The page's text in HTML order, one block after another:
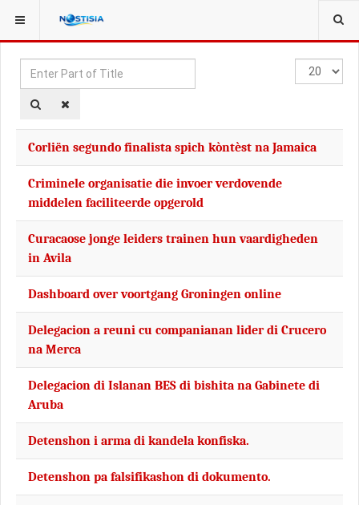
YOU ARE HERE:
Enter
Part
of
Display
#
Corliën segundo finalista spich kòntèst na Jamaica
Criminele organisatie die invoer verdovende
middelen faciliteerde opgerold
Curacaose jonge leiders trainen hun vaardigheden
in Avila
Dashboard over voortgang Groningen online
Delegacion a reuni cu companianan lider di Crucero
na Merca
Delegacion di Islanan BES di bishita na Gabinete di
Aruba
Detenshon i arma di kandela konfiska.
Detenshon pa falsifikashon di dokumento.